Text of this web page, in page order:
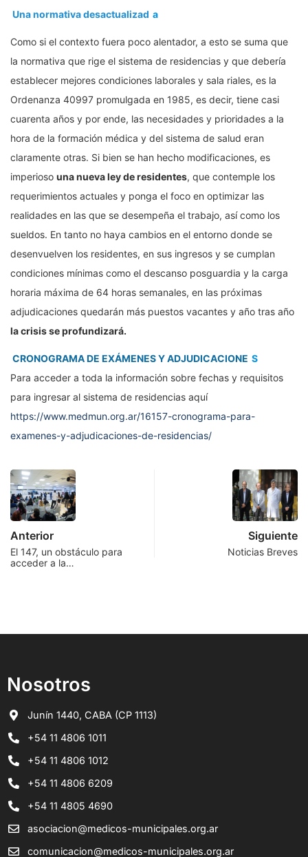
Una normativa desactualizad a
Como si el contexto fuera poco alentador, a esto se suma que
la normativa que rige el sistema de residencias y que debería
establecer mejores condiciones laborales y sala riales, es la
Ordenanza 40997 promulgada en 1985, es decir, tiene casi
cuarenta años y por ende, las necesidades y prioridades a la
hora de la formación médica y del sistema de salud eran
claramente otras. Si bien se han hecho modificaciones, es
imperioso una nueva ley de residentes, que contemple los
requerimientos actuales y ponga el foco en optimizar las
realidades en las que se desempeña el trabajo, así como los
sueldos. En tanto no haya cambios en el entorno donde se
desenvuelven los residentes, en sus ingresos y se cumplan
condiciones mínimas como el descanso posguardia y la carga
horaria máxima de 64 horas semanales, en las próximas
adjudicaciones quedarán más puestos vacantes y año tras año
la crisis se profundizará.
CRONOGRAMA DE EXÁMENES Y ADJUDICACIONE S
Para acceder a toda la información sobre fechas y requisitos
para ingresar al sistema de residencias aquí
https://www.medmun.org.ar/16157-cronograma-para-
examenes-y-adjudicaciones-de-residencias/
Anterior
El 147, un obstáculo para
acceder a la…
Siguiente
Noticias Breves
Nosotros
Junín 1440, CABA (CP 1113)
+54 11 4806 1011
+54 11 4806 1012
+54 11 4806 6209
+54 11 4805 4690
asociacion@medicos-municipales.org.ar
comunicacion@medicos-municipales.org.ar